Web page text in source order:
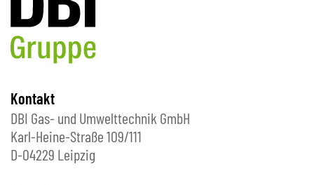
Kontakt
DBI Gas- und Umwelttechnik GmbH
Karl-Heine-Straße 109/111
D-04229 Leipzig